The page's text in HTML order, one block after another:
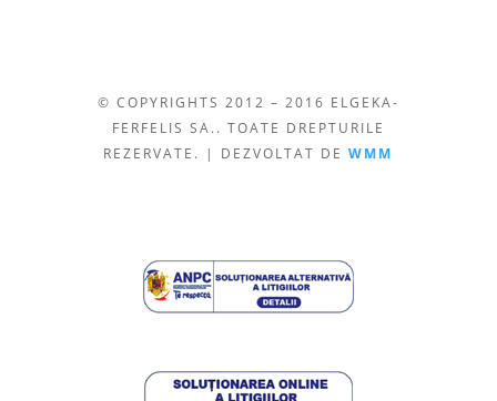
© COPYRIGHTS 2012 – 2016 ELGEKA-
FERFELIS SA.. TOATE DREPTURILE
REZERVATE. | DEZVOLTAT DEWMM